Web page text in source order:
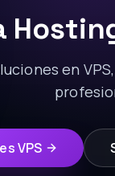
en
VPS